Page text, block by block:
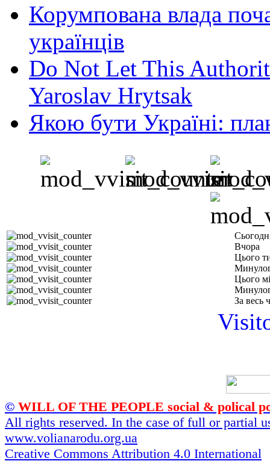
Корумпована влада
українців
Do Not Let This
Yaroslav Hrytsak
Якою бути Україні:
Вчора
Цього
Цього
За весь
© WILL OF THE PEOPLE social & polical
All rights reserved. In the case of full or partial
www.volianarodu.org.ua
Creative Commons Attribution 4.0 International